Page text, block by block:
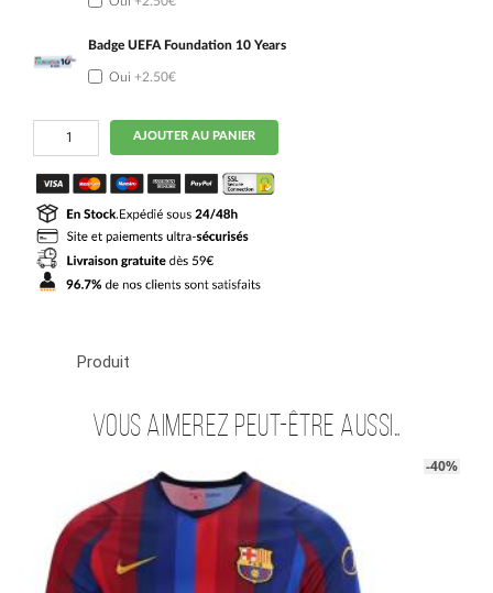
Badge UEFA Foundation 10 Years
Oui +2.50€
quantité
Maillot
Barca
Femme
Domicile
2026
2027
AJOUTER AU PANIER
Produit
Vous aimerez peut-être aussi…
-40%